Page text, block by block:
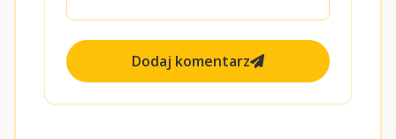
Dodaj komentarz